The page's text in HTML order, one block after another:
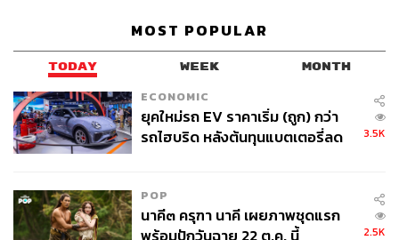
MOST POPULAR
TODAY WEEK MONTH
ECONOMIC
ยุคใหม่รถ EV ราคาเริ่ม (ถูก) กว่า
รถไฮบริด หลังต้นทุนแบตเตอรี่ลด
3.5K
POP
นาคี๓ ครุฑา นาคี เผยภาพชุดแรก
2.5K